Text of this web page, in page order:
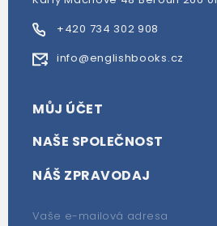
+420 734 302 908
info@englishbooks.cz
MŮJ ÚČET
NAŠE SPOLEČNOST
NÁŠ ZPRAVODAJ